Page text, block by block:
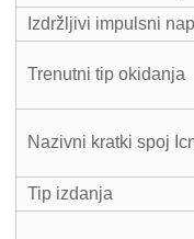
Izdržljivi impulsni
Trenutni tip okidanja
Nazivni kratki spoj
Tip izdanja